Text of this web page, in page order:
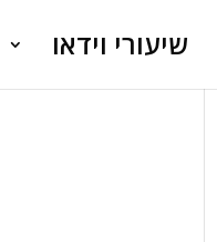
שיעורי וידאו